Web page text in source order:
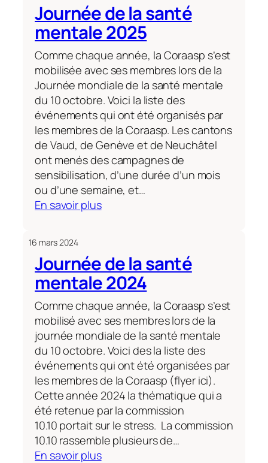
la
Coraasp
très
déçue
par
le
contre-
projet
indirect
du
Conseil
fédéral
Journée de la santé
mentale 2025
Comme chaque année, la Coraasp s’est
mobilisée avec ses membres lors de la
Journée mondiale de la santé mentale
du 10 octobre. Voici la liste des
événements qui ont été organisés par
les membres de la Coraasp. Les cantons
de Vaud, de Genève et de Neuchâtel
ont menés des campagnes de
sensibilisation, d’une durée d’un mois
ou d’une semaine, et…
En savoir plus:
santé
mentale
2025
16 mars 2024
Journée de la santé
mentale 2024
Comme chaque année, la Coraasp s’est
mobilisé avec ses membres lors de la
journée mondiale de la santé mentale
du 10 octobre. Voici des la liste des
événements qui ont été organisées par
les membres de la Coraasp (flyer ici).
Cette année 2024 la thématique qui a
été retenue par la commission
10.10 portait sur le stress. La commission
10.10 rassemble plusieurs de…
En savoir plus: